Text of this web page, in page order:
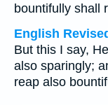
bountifully shall
English
But this I say,
also sparingly;
reap also